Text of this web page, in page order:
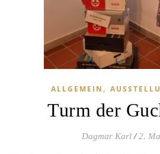
ALLGEMEIN ,
Turm der
Dagmar Karl / 2.